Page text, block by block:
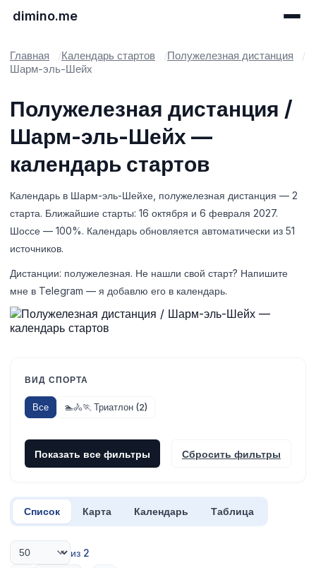
dimino.me
Главная Календарь стартов
Полужелезная дистанция
Шарм-эль-Шейх
Полужелезная дистанция /
Шарм-эль-Шейх —
календарь стартов
Календарь в Шарм-эль-Шейхе, полужелезная дистанция — 2
старта. Ближайшие старты: 16 октября и 6 февраля 2027.
Шоссе — 100%. Календарь обновляется автоматически из 51
источников.
Дистанции: полужелезная. Не нашли свой старт? Напишите
мне в Telegram — я добавлю его в календарь.
ВИД СПОРТА
Все 🏊🚴🏃 Триатлон (2)
Показать все фильтры Сбросить фильтры
Список Карта Календарь Таблица
из 2